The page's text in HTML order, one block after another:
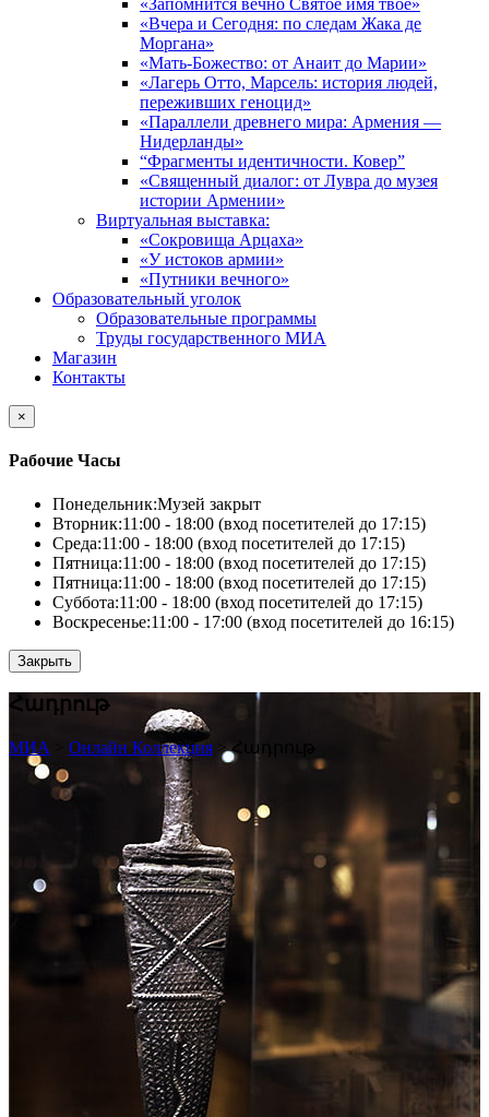
«Запомнится вечно Святое имя твоё»
«Вчера и Сегодня: по следам Жака де
Моргана»
«Мать-Божество: от Анаит до Марии»
«Лагерь Отто, Марсель: история людей,
переживших геноцид»
«Параллели древнего мира: Армения —
Нидерланды»
“Фрагменты идентичности. Ковер”
«Священный диалог: от Лувра до музея
истории Армении»
Виртуальная выставка:
«Сокровища Арцаха»
«У истоков армии»
«Путники вечного»
Образовательный уголок
Образовательные программы
Труды государственного МИА
Магазин
Контакты
×
Рабочие Часы
Понедельник:Музей закрыт
Вторник:11:00 - 18:00 (вход посетителей до 17:15)
Среда:11:00 - 18:00 (вход посетителей до 17:15)
Пятница:11:00 - 18:00 (вход посетителей до 17:15)
Пятница:11:00 - 18:00 (вход посетителей до 17:15)
Суббота:11:00 - 18:00 (вход посетителей до 17:15)
Воскресенье:11:00 - 17:00 (вход посетителей до 16:15)
Закрыть
Հադրութ
МИА Онлайн Коллекция >Հադրութ